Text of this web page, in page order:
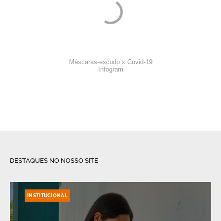
Máscaras-escudo x Covid-19
Infogram
DESTAQUES NO NOSSO SITE
INSTITUCIONAL